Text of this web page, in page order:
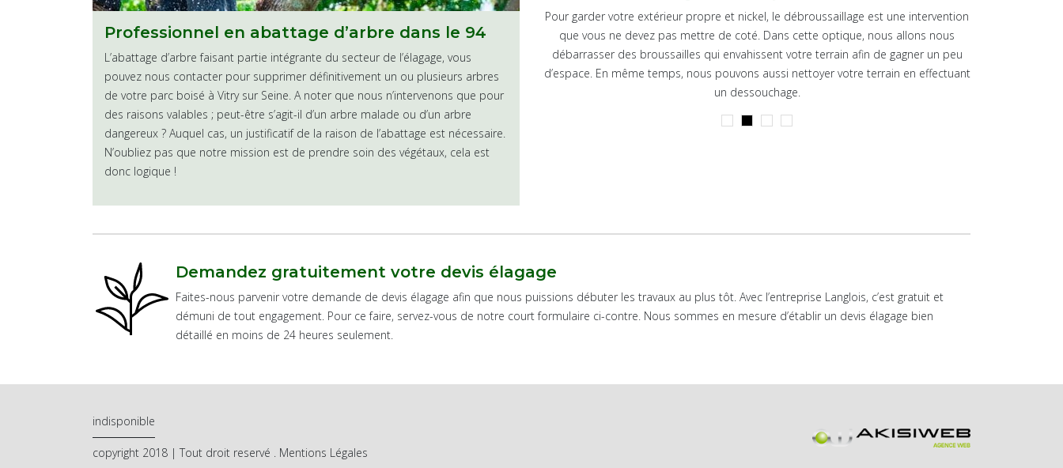
Professionnel en abattage d’arbre dans le 94
L’abattage d’arbre faisant partie intégrante du secteur de l’élagage, vous
pouvez nous contacter pour supprimer définitivement un ou plusieurs arbres
de votre parc boisé à Vitry sur Seine. A noter que nous n’intervenons que pour
des raisons valables ; peut-être s’agit-il d’un arbre malade ou d’un arbre
dangereux ? Auquel cas, un justificatif de la raison de l’abattage est nécessaire.
N’oubliez pas que notre mission est de prendre soin des végétaux, cela est
donc logique !
94 Langlois met
nous allons installer
jardin. Avant toute intervention, nous allons effectuer au préalable un diagnostic de
vos haies afin de déterminer la nature des arbustes qui les composent. Aussi,
serons-nous en mesure de prendre une décision précise quant à la méthode à
adopter.
Pour garder votre extérieur propre et nickel, le débroussaillage est une intervention
que vous ne devez pas mettre de coté. Dans cette optique, nous allons nous
débarrasser des broussailles qui envahissent votre terrain afin de gagner un peu
d’espace. En même temps, nous pouvons aussi nettoyer votre terrain en effectuant
un dessouchage.
Demandez gratuitement votre devis élagage
Faites-nous parvenir votre demande de devis élagage afin que nous puissions débuter les travaux au plus tôt. Avec l’entreprise Langlois, c’est gratuit et
démuni de tout engagement. Pour ce faire, servez-vous de notre court formulaire ci-contre. Nous sommes en mesure d’établir un devis élagage bien
détaillé en moins de 24 heures seulement.
indisponible
copyright 2018 | Tout droit reservé . Mentions Légales